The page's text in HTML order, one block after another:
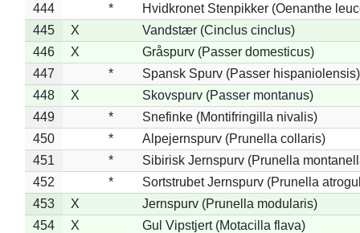
444
*
Hvidkronet Stenpikker (Oenanthe
445
X
Vandstær (Cinclus cinclus)
446
X
Gråspurv (Passer domesticus)
447
*
Spansk Spurv (Passer hispaniolensis)
448
X
Skovspurv (Passer montanus)
449
*
Snefinke (Montifringilla nivalis)
450
*
Alpejernspurv (Prunella collaris)
451
*
Sibirisk Jernspurv (Prunella
452
*
Sortstrubet Jernspurv (Prunella
453
X
Jernspurv (Prunella modularis)
454
X
Gul Vipstjert (Motacilla flava)